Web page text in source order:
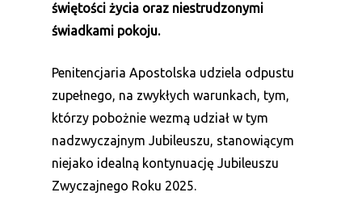
świętości życia oraz niestrudzonymi
świadkami pokoju.
Penitencjaria Apostolska udziela odpustu
zupełnego, na zwykłych warunkach, tym,
którzy pobożnie wezmą udział w tym
nadzwyczajnym Jubileuszu, stanowiącym
niejako idealną kontynuację Jubileuszu
Zwyczajnego Roku 2025.